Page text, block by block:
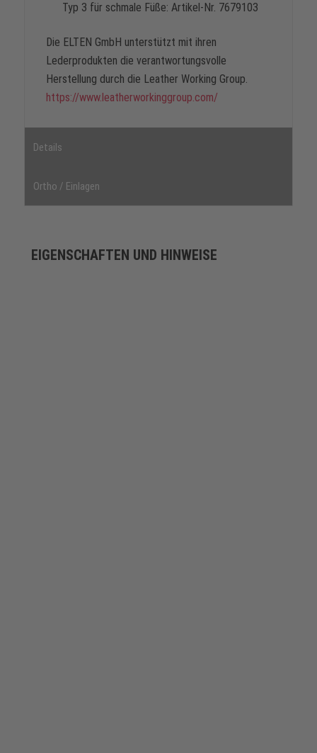
Typ 3 für schmale Füße: Artikel-Nr. 7679103
Die ELTEN GmbH unterstützt mit ihren
Lederprodukten die verantwortungsvolle
Herstellung durch die Leather Working Group.
https://www.leatherworkinggroup.com/
Details
Ortho / Einlagen
EIGENSCHAFTEN UND HINWEISE